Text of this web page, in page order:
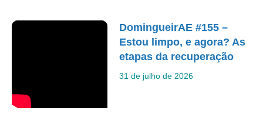
DomingueirAE #155 –
Estou limpo, e agora? As
etapas da recuperação
31 de julho de 2026